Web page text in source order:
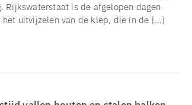
Rijkswaterstaat is de afgelopen dagen
het uitvijzelen van de klep, die in de […]